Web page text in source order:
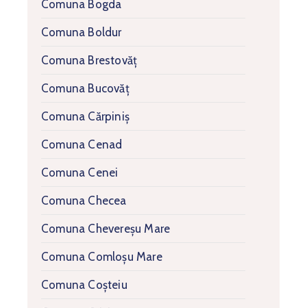
Comuna Bogda
Comuna Boldur
Comuna Brestovăț
Comuna Bucovăț
Comuna Cărpiniș
Comuna Cenad
Comuna Cenei
Comuna Checea
Comuna Chevereșu Mare
Comuna Comloșu Mare
Comuna Coșteiu